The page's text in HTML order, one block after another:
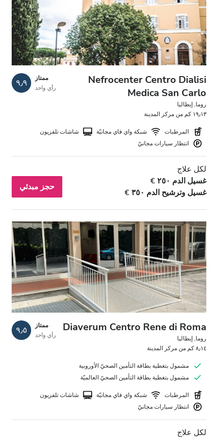
مرضى مصابين بفيروس نقص المناعة البشرية
مرضى مصابين بالتهاب الكبد B
مرضى مصابين بالتهاب الكبد C
بطاقة التأمين الصحيّ العالميّة
المرافق
المرطبات
شبكة واي فاي مجانيّة
شاشات تلفزيون
انتقالات مجانية
انتظار سيارات مجانيّ
السعر
0 – 100 يورو
100 – 200 يورو
200 – 300 يورو
أكثر من 300 يورو
المناوبات
الصباح
بعد الظهيرة
Nefrocenter Centro Dialisi
Medica San Carlo
روما, إيطاليا
١٩٫١٣ كم من مركز المدينة
ممتاز
رأي واحد
٩٫٩
المرطبات شبكة واي فاي مجانيّة
شاشات تلفزيون
انتظار سيارات مجانيّ
لكل علاج
غسيل الدم ٢٥٠ €
غسيل وترشيح الدم ٣٥٠ €
حجز مبدئي
Diaverum Centro Rene di Roma
روما, إيطاليا
٨٫١٤ كم من مركز المدينة
ممتاز
رأي واحد
٩٫٥
مشمول بتغطية بطاقة التأمين الصحيّ الأوروبية
مشمول بتغطية بطاقة التأمين الصحيّ العالميّة
المرطبات شبكة واي فاي مجانيّة
شاشات تلفزيون
انتظار سيارات مجانيّ
لكل علاج